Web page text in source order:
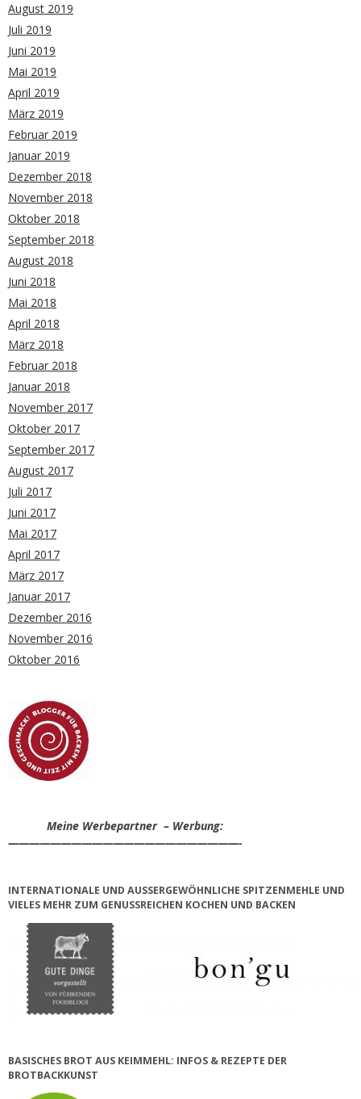
August 2019
Juli 2019
Juni 2019
Mai 2019
April 2019
März 2019
Februar 2019
Januar 2019
Dezember 2018
November 2018
Oktober 2018
September 2018
August 2018
Juni 2018
Mai 2018
April 2018
März 2018
Februar 2018
Januar 2018
November 2017
Oktober 2017
September 2017
August 2017
Juli 2017
Juni 2017
Mai 2017
April 2017
März 2017
Januar 2017
Dezember 2016
November 2016
Oktober 2016
Meine Werbepartner – Werbung:
——————————————————————-
INTERNATIONALE UND AUSSERGEWÖHNLICHE SPITZENMEHLE UND V
IELES MEHR ZUM GENUSSREICHEN KOCHEN UND BACKEN
BASISCHES BROT AUS KEIMMEHL: INFOS & REZEPTE DER
BROTBACKKUNST